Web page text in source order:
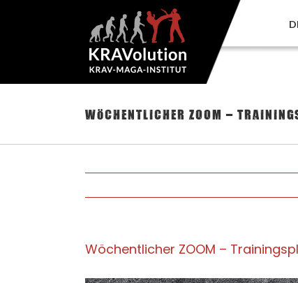
Wöchentlicher ZOOM –
Wöchentlicher ZOOM –